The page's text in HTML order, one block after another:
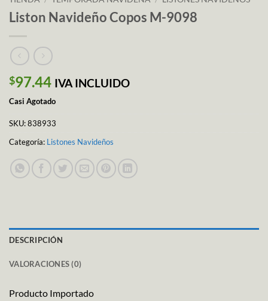
Liston Navideño Copos M-9098
$97.44 IVA INCLUIDO
Casi Agotado
SKU:838933
Categoría: Listones Navideños
DESCRIPCIÓN
VALORACIONES (0)
Producto Importado